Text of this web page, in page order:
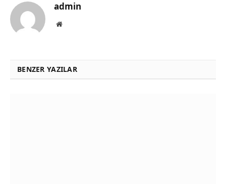
admin
Website
BENZER YAZILAR